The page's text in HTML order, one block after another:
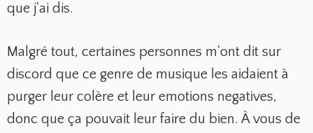
que j'ai dis.
Malgré tout, certaines personnes m'ont dit sur
discord que ce genre de musique les aidaient à
purger leur colère et leur emotions negatives,
donc que ça pouvait leur faire du bien. À vous de